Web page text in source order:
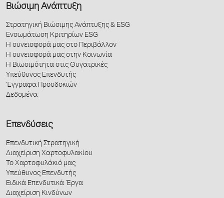
Βιώσιμη Ανάπτυξη
Στρατηγική Βιώσιμης Ανάπτυξης & ESG
Ενσωμάτωση Κριτηρίων ESG
Η συνεισφορά μας στο Περιβάλλον
Η συνεισφορά μας στην Κοινωνία
Η Βιωσιμότητα στις Θυγατρικές
Υπεύθυνος Επενδυτής
Έγγραφα Προσδοκιών
Δεδομένα
Επενδύσεις
Επενδυτική Στρατηγική
Διαχείριση Χαρτοφυλακίου
Το Χαρτοφυλάκιό μας
Υπεύθυνος Επενδυτής
Ειδικά Επενδυτικά Έργα
Διαχείριση Κινδύνων